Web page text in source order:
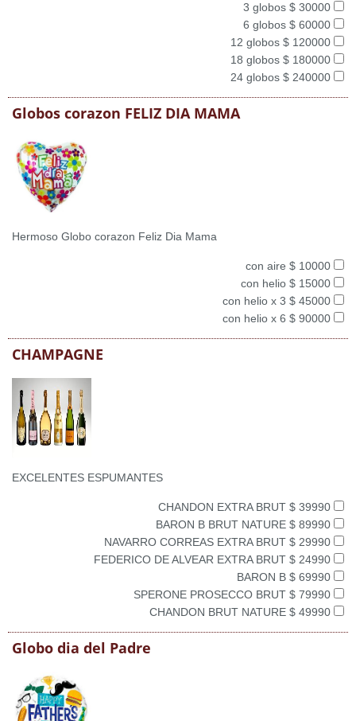
3 globos $ 30000
6 globos $ 60000
12 globos $ 120000
18 globos $ 180000
24 globos $ 240000
Globos corazon FELIZ DIA MAMA
Hermoso Globo corazon Feliz Dia Mama
con aire $ 10000
con helio $ 15000
con helio x 3 $ 45000
con helio x 6 $ 90000
CHAMPAGNE
EXCELENTES ESPUMANTES
CHANDON EXTRA BRUT $ 39990
BARON B BRUT NATURE $ 89990
NAVARRO CORREAS EXTRA BRUT $ 29990
FEDERICO DE ALVEAR EXTRA BRUT $ 24990
BARON B $ 69990
SPERONE PROSECCO BRUT $ 79990
CHANDON BRUT NATURE $ 49990
Globo dia del Padre